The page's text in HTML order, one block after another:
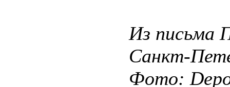
Из письма
Санкт-
Фото: